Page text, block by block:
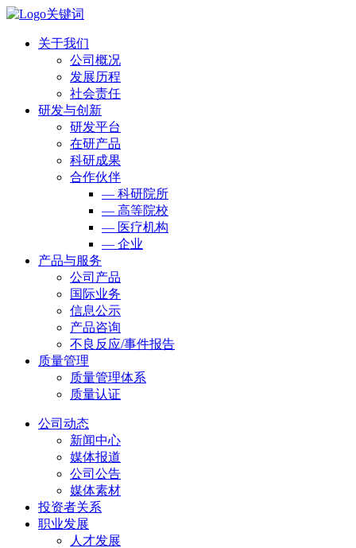
关于我们
公司概况
发展历程
社会责任
研发与创新
研发平台
在研产品
科研成果
合作伙伴
— 科研院所
— 高等院校
— 医疗机构
— 企业
产品与服务
公司产品
国际业务
信息公示
产品咨询
不良反应/事件报告
质量管理
质量管理体系
质量认证
公司动态
新闻中心
媒体报道
公司公告
媒体素材
投资者关系
职业发展
人才发展